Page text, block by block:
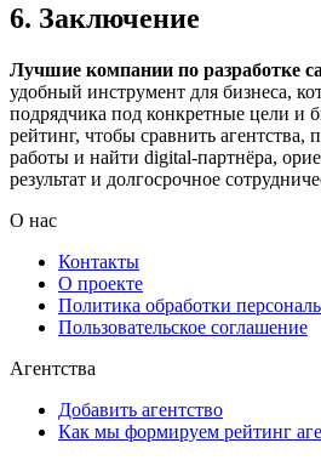
6. Заключение
Лучшие компании по разработке
удобный инструмент для бизнеса,
подрядчика под конкретные цели и
рейтинг, чтобы сравнить
работы и найти digital-партнёра,
результат и долгосрочное
О нас
Контакты
О проекте
Политика обработки
Пользовательское соглашение
Агентства
Добавить агентство
Как мы формируем рейтинг